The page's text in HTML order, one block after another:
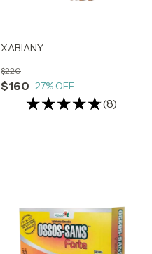
XABIANY
$160
$220
27% OFF
(8)